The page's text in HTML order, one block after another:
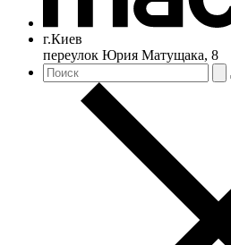
г.Киев
переулок Юрия Матущака, 8